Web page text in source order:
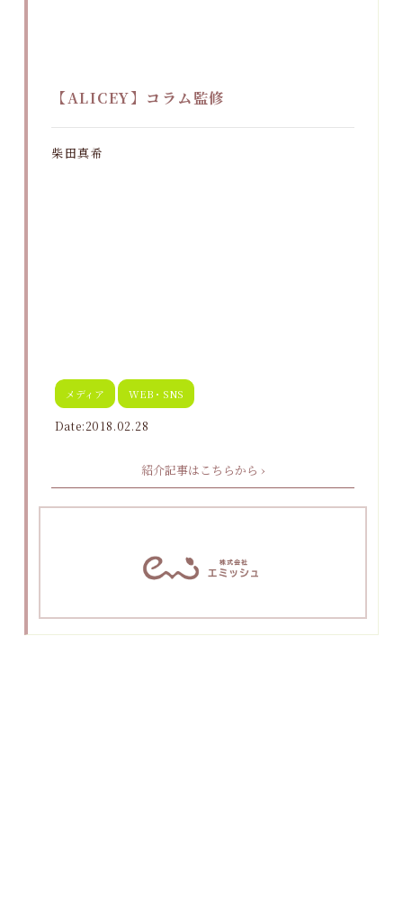
【ALICEY】コラム監修
柴田真希
メディア WEB・SNS
Date:2018.02.28
紹介記事はこちらから ›